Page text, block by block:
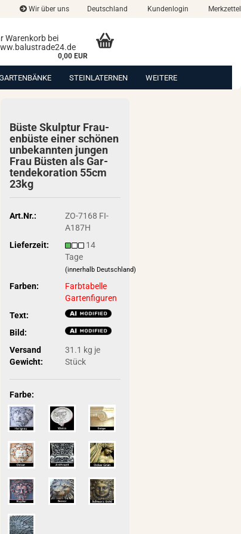
Wir über uns Deutschland Kundenlogin Merkzettel
Warenkorb bei
0,00 EUR
STEINLATERNEN WEITERE
Büste Skulp­tur Frau­
en­büs­te einer schö­nen
un­be­kann­ten jun­gen
Frau Büs­ten als Gar­
ten­de­ko­ra­ti­on 55cm
23kg
Art.Nr.:
ZO-7168 FI-
A187H
Lieferzeit:
14
Tage
(innerhalb Deutschland)
Farben:
Farbtabelle
Gartenfiguren
Text:
Bild:
Versand
Gewicht:
31.1 kg je
Stück
Farbe: